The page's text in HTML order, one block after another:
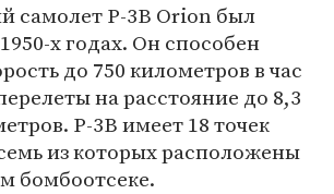
самолет P-3B Orion был
х годах. Он способен
до 750 километров в час
на расстояние до 8,3
P-3B имеет 18 точек
из которых расположены
бомбоотсеке.